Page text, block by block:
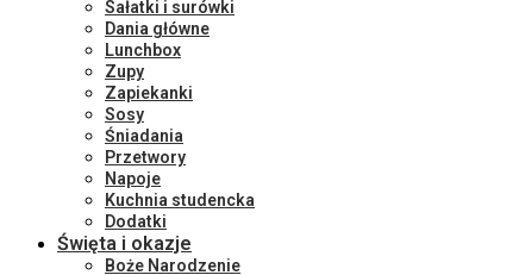
Sałatki i surówki
Dania główne
Lunchbox
Zupy
Zapiekanki
Sosy
Śniadania
Przetwory
Napoje
Kuchnia studencka
Dodatki
Święta i okazje
Boże Narodzenie